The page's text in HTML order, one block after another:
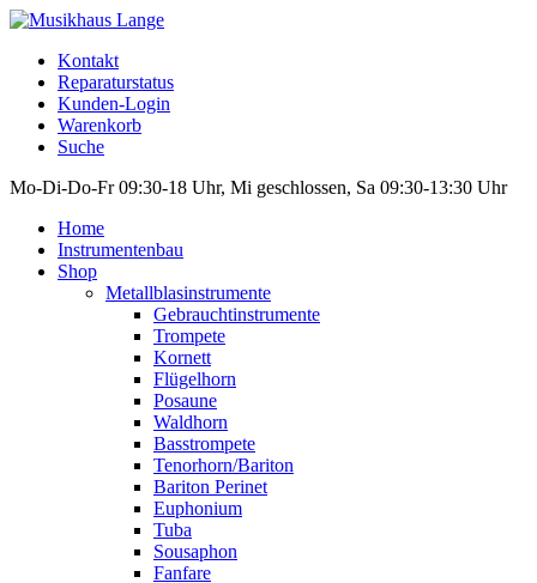
Kontakt
Reparaturstatus
Kunden-Login
Warenkorb
Suche
Mo-Di-Do-Fr 09:30-18 Uhr, Mi geschlossen, Sa 09:30-13:30 Uhr
Home
Instrumentenbau
Shop
Metallblasinstrumente
Gebrauchtinstrumente
Trompete
Kornett
Flügelhorn
Posaune
Waldhorn
Basstrompete
Tenorhorn/Bariton
Bariton Perinet
Euphonium
Tuba
Sousaphon
Fanfare